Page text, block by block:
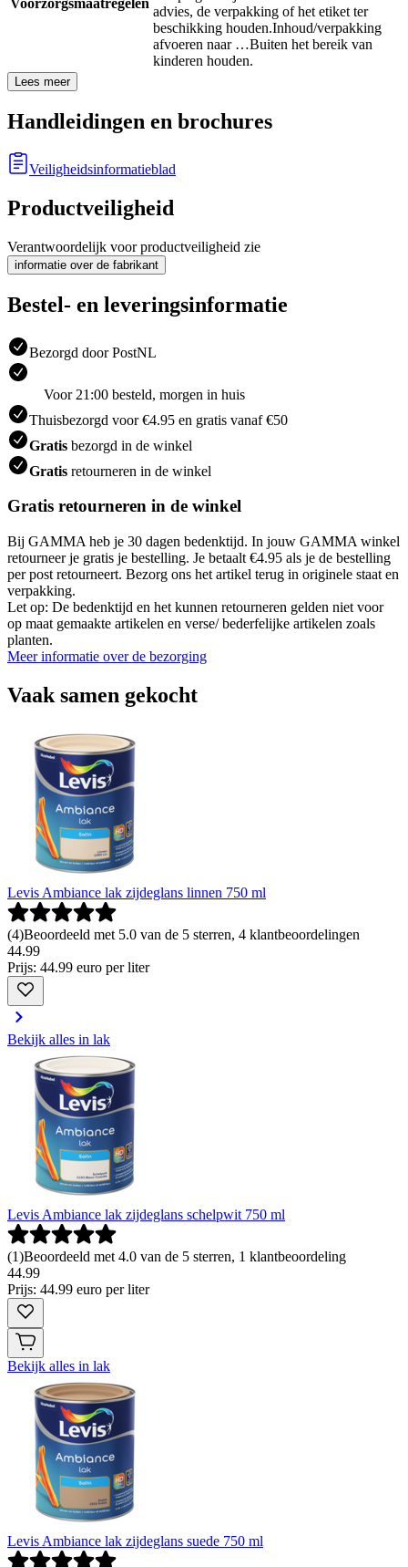
Voorzorgsmaatregelen
advies, de verpakking of het etiket ter
beschikking houden.Inhoud/verpakking
afvoeren naar …Buiten het bereik van
kinderen houden.
Lees meer
Handleidingen en brochures
Veiligheidsinformatieblad
Productveiligheid
Verantwoordelijk voor productveiligheid zie
informatie over de fabrikant
Bestel- en leveringsinformatie
Bezorgd door PostNL
Voor 21:00 besteld, morgen in huis
Thuisbezorgd voor €4.95 en gratis vanaf €50
Gratis bezorgd in de winkel
Gratis retourneren in de winkel
Gratis retourneren in de winkel
Bij GAMMA heb je 30 dagen bedenktijd. In jouw GAMMA winkel
retourneer je gratis je bestelling. Je betaalt €4.95 als je de bestelling
per post retourneert. Bezorg ons het artikel terug in originele staat en
verpakking.
Let op: De bedenktijd en het kunnen retourneren gelden niet voor
op maat gemaakte artikelen en verse/ bederfelijke artikelen zoals
planten.
Meer informatie over de bezorging
Vaak samen gekocht
Levis Ambiance lak zijdeglans linnen 750 ml
(4)Beoordeeld met 5.0 van de 5 sterren, 4 klantbeoordelingen
44.99
Prijs: 44.99 euro per liter
Bekijk alles in lak
Levis Ambiance lak zijdeglans schelpwit 750 ml
(1)Beoordeeld met 4.0 van de 5 sterren, 1 klantbeoordeling
44.99
Prijs: 44.99 euro per liter
Bekijk alles in lak
Levis Ambiance lak zijdeglans suede 750 ml